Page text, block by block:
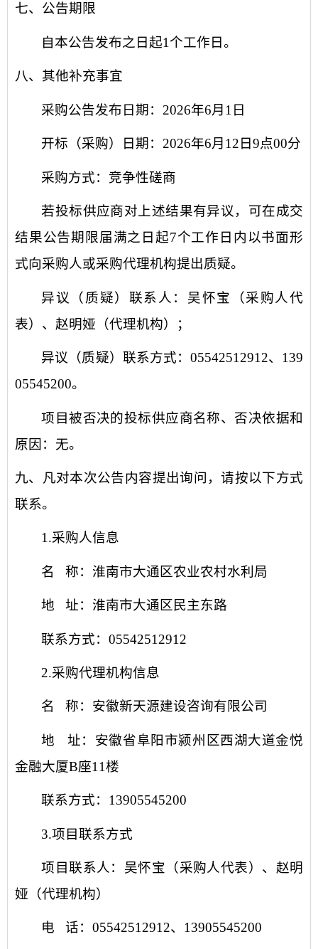
七、公告期限
自本公告发布之日起1个工作日。
八、其他补充事宜
采购公告发布日期： 2026年6月 1 日
开标（采购）日期：2026年6月 12 日9点00分
采购方式：竞争性磋商
若投标供应商对上述结果有异议，可在成交
结果公告期限届满之日起7个工作日内以书面形
式向采购人或采购代理机构提出质疑。
异议（质疑）联系人： 吴怀宝
（采购人代
表）、赵明娅（代理机构）
；
异议（质疑）联系方式： 05542512912、139
05545200。
项目被否决的投标供应商名称、否决依据和
原因：无。
九、凡对本次公告内容提出询问，请按以下方式
联系。
1.采购人信息
名 称：淮南市大通区农业农村水利局
地 址：淮南市大通区民主东路
联系方式：05542512912
2.采购代理机构信息
名 称：安徽新天源建设咨询有限公司
地
址：安徽省阜阳市颍州区西湖大道金悦
金融大厦B座11楼
联系方式： 13905545200
3.项目联系方式
项目联系人： 吴怀宝
（采购人代表）、赵明
娅（代理机构）
电 话：05542512912、 13905545200